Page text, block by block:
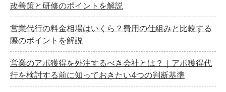
改善策と研修のポイントを解説
営業代行の料金相場はいくら？費用の仕組みと比較する
際のポイントを解説
営業のアポ獲得を外注するべき会社とは？｜アポ獲得代
行を検討する前に知っておきたい4つの判断基準